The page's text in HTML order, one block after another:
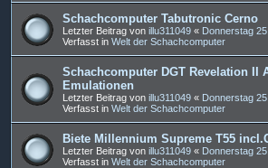
Schachcomputer Tabutronic Cerno
Letzter Beitrag von illu311049 « Donnerstag
Verfasst in Welt der Schachcomputer
Schachcomputer DGT Revelation II
Emulationen
Letzter Beitrag von illu311049 « Donnerstag
Verfasst in Welt der Schachcomputer
Biete Millennium Supreme T55
Letzter Beitrag von illu311049 « Donnerstag
Verfasst in Welt der Schachcomputer